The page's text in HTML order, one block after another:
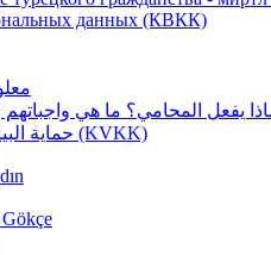
данных (КВКК)
يفعل المحامي؟ ما هي
حماية البيانات الشخصية (KVKK)
Gökçe